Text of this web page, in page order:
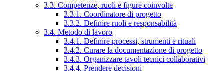
3.3. Competenze, ruoli e figure coinvolte
3.3.1. Coordinatore di progetto
3.3.2. Definire ruoli e responsabilità
3.4. Metodo di lavoro
3.4.1. Definire processi, strumenti e rituali
3.4.2. Curare la documentazione di progetto
3.4.3. Organizzare tavoli tecnici collaborativi
3.4.4. Prendere decisioni